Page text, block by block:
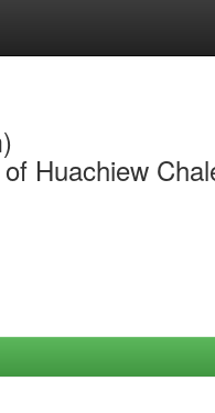
Huachiew